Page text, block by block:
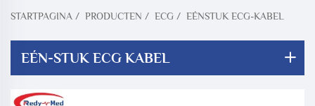
STARTPAGINA / PRODUCTEN / ECG / EÉNSTUK ECG-KABEL
EÉN-STUK ECG KABEL